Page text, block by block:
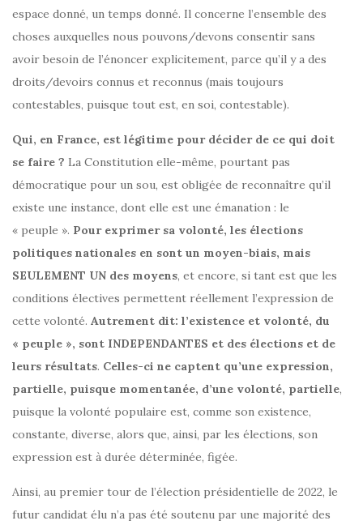
espace donné, un temps donné. Il concerne l’ensemble des
choses auxquelles nous pouvons/devons consentir sans
avoir besoin de l’énoncer explicitement, parce qu’il y a des
droits/devoirs connus et reconnus (mais toujours
contestables, puisque tout est, en soi, contestable).
Qui, en France, est légitime pour décider de ce qui doit
se faire ? La Constitution elle-même, pourtant pas
démocratique pour un sou, est obligée de reconnaître qu’il
existe une instance, dont elle est une émanation : le
« peuple ». Pour exprimer sa volonté, les élections
politiques nationales en sont un moyen-biais, mais
SEULEMENT UN des moyens, et encore, si tant est que les
conditions électives permettent réellement l’expression de
cette volonté. Autrement dit: l’existence et volonté, du
« peuple », sont INDEPENDANTES et des élections et de
leurs résultats. Celles-ci ne captent qu’une expression,
partielle, puisque momentanée, d’une volonté, partielle,
puisque la volonté populaire est, comme son existence,
constante, diverse, alors que, ainsi, par les élections, son
expression est à durée déterminée, figée.
Ainsi, au premier tour de l’élection présidentielle de 2022, le
futur candidat élu n’a pas été soutenu par une majorité des